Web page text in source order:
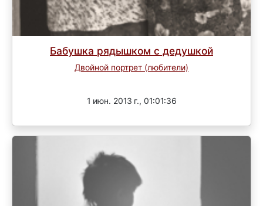
Бабушка рядышком с дедушкой
Двойной портрет (любители)
1 июн. 2013 г., 01:01:36